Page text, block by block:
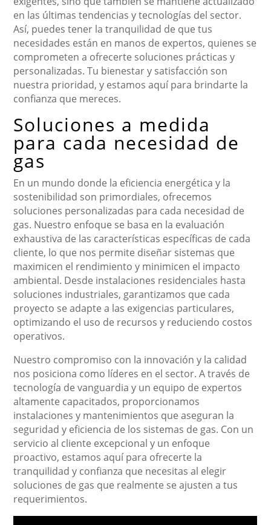
en las últimas tendencias y tecnologías del sector.
Así, puedes tener la tranquilidad de que tus
necesidades están en manos de expertos, quienes se
comprometen a ofrecerte soluciones prácticas y
personalizadas. Tu bienestar y satisfacción son
nuestra prioridad, y estamos aquí para brindarte la
confianza que mereces.
Soluciones a medida
para cada necesidad de
gas
En un mundo donde la eficiencia energética y la
sostenibilidad son primordiales, ofrecemos
soluciones personalizadas para cada necesidad de
gas. Nuestro enfoque se basa en la evaluación
exhaustiva de las características específicas de cada
cliente, lo que nos permite diseñar sistemas que
maximicen el rendimiento y minimicen el impacto
ambiental. Desde instalaciones residenciales hasta
soluciones industriales, garantizamos que cada
proyecto se adapte a las exigencias particulares,
optimizando el uso de recursos y reduciendo costos
operativos.
Nuestro compromiso con la innovación y la calidad
nos posiciona como líderes en el sector. A través de
tecnología de vanguardia y un equipo de expertos
altamente capacitados, proporcionamos
instalaciones y mantenimientos que aseguran la
seguridad y eficiencia de los sistemas de gas. Con un
servicio al cliente excepcional y un enfoque
proactivo, estamos aquí para ofrecerte la
tranquilidad y confianza que necesitas al elegir
soluciones de gas que realmente se ajusten a tus
requerimientos.